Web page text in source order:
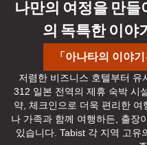
「아나타의 이야
나만의 여정을 만
의 독특한 이야
저렴한 비즈니스 호텔부터 유
312 일본 전역의 제휴 숙박 시
약, 체크인으로 더욱 편리한
나 가족과 함께 여행하든, 출장
있습니다. Tabist 각 지역 고유